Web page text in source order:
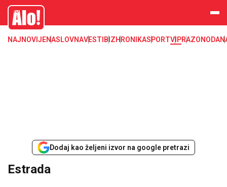
Estrada, poznati, VIP
Alo
NAJNOVIJENASLOVNAVESTI BIZHRONIKASPORTVIPRAZONODA
Dodaj kao željeni izvor na google pretrazi
Estrada